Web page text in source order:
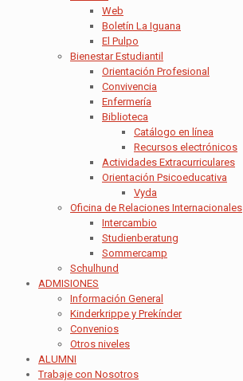
Web
Boletín La Iguana
El Pulpo
Bienestar Estudiantil
Orientación Profesional
Convivencia
Enfermería
Biblioteca
Catálogo en línea
Recursos electrónicos
Actividades Extracurriculares
Orientación Psicoeducativa
Vyda
Oficina de Relaciones Internacionales
Intercambio
Studienberatung
Sommercamp
Schulhund
ADMISIONES
Información General
Kinderkrippe y Prekínder
Convenios
Otros niveles
ALUMNI
Trabaje con Nosotros